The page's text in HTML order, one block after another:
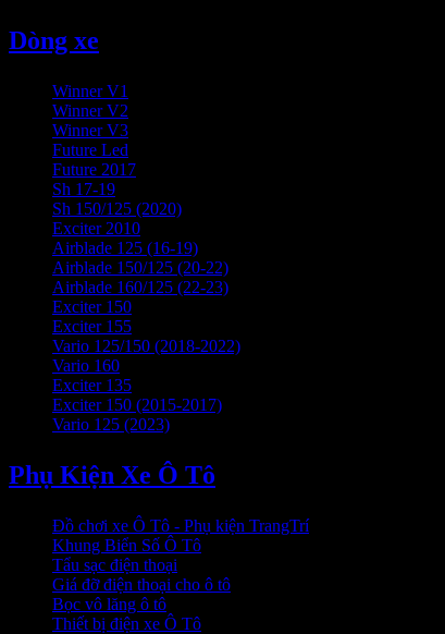
Dòng xe
Winner V1
Winner V2
Winner V3
Future Led
Future 2017
Sh 17-19
Sh 150/125 (2020)
Exciter 2010
Airblade 125 (16-19)
Airblade 150/125 (20-22)
Airblade 160/125 (22-23)
Exciter 150
Exciter 155
Vario 125/150 (2018-2022)
Vario 160
Exciter 135
Exciter 150 (2015-2017)
Vario 125 (2023)
Phụ Kiện Xe Ô Tô
Đồ chơi xe Ô Tô - Phụ kiện TrangTrí
Khung Biển Số Ô Tô
Tẩu sạc điện thoại
Giá đỡ điện thoại cho ô tô
Bọc vô lăng ô tô
Thiết bị điện xe Ô Tô